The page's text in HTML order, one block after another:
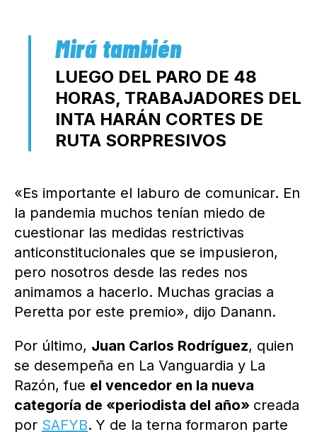
LUEGO DEL PARO DE 48
HORAS, TRABAJADORES DEL
INTA HARÁN CORTES DE
RUTA SORPRESIVOS
«Es importante el laburo de comunicar. En
la pandemia muchos tenían miedo de
cuestionar las medidas restrictivas
anticonstitucionales que se impusieron,
pero nosotros desde las redes nos
animamos a hacerlo. Muchas gracias a
Peretta por este premio», dijo Danann.
Por último, Juan Carlos Rodríguez, quien
se desempeña en La Vanguardia y La
Razón, fue el vencedor en la nueva
categoría de «periodista del año» creada
por SAFYB. Y de la terna formaron parte